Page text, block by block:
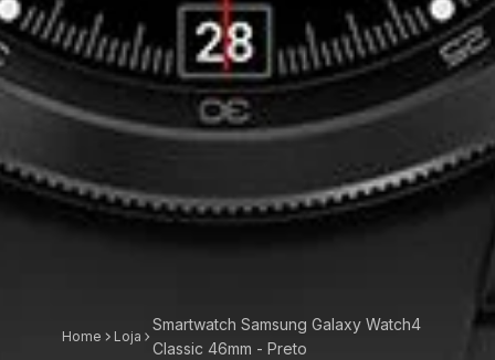
Home Loja
Smartwatch Samsung Galaxy Watch4
Classic 46mm - Preto